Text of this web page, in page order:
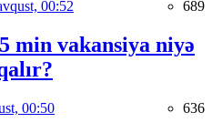
00:52 689
min vakansiya niyə
00:50 636